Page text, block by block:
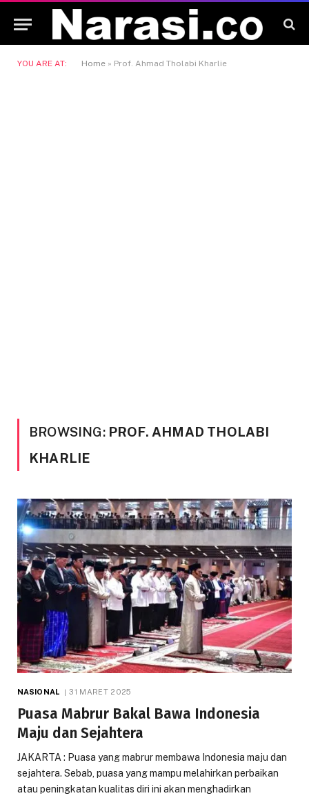
YOU ARE AT: Home » Prof. Ahmad Tholabi Kharlie
BROWSING: PROF. AHMAD THOLABI
KHARLIE
NASIONAL 31 MARET 2025
Puasa Mabrur Bakal Bawa Indonesia
Maju dan Sejahtera
JAKARTA : Puasa yang mabrur membawa Indonesia maju dan
sejahtera. Sebab, puasa yang mampu melahirkan perbaikan
atau peningkatan kualitas diri ini akan menghadirkan